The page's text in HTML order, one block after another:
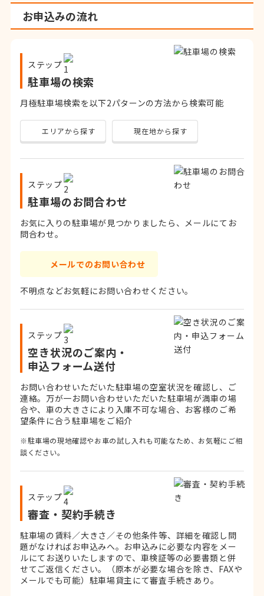
お申込みの流れ
ステップ
駐車場の検索
月極駐車場検索を以下2パターンの方法から検索可能
エリアから探す 現在地から探す
ステップ
駐車場のお問合わせ
お気に入りの駐車場が見つかりましたら、メールにてお
問合わせ。
メールでのお問い合わせ
不明点などお気軽にお問い合わせください。
ステップ
空き状況のご案内・
申込フォーム送付
お問い合わせいただいた駐車場の空室状況を確認し、ご
連絡。 万が一お問い合わせいただいた駐車場が満車の場
合や、車の大きさにより入庫不可な場合、お客様のご希
望条件に合う駐車場をご紹介
※駐車場の現地確認やお車の試し入れも可能なため、お気軽にご相
談ください。
ステップ
審査・契約手続き
駐車場の賃料／大きさ／その他条件等、詳細を確認し問
題がなければお申込みへ。お申込みに必要な内容をメー
ルにてお送りいたしますので、車検証等の必要書類と併
せてご返信ください。
（原本が必要な場合を除き、FAXや
メールでも可能） 駐車場貸主にて審査手続きあり。